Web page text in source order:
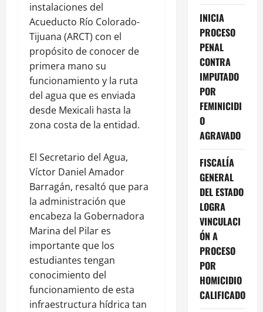
instalaciones del
Acueducto Río Colorado-
Tijuana (ARCT) con el
propósito de conocer de
primera mano su
funcionamiento y la ruta
del agua que es enviada
desde Mexicali hasta la
zona costa de la entidad.
El Secretario del Agua,
Víctor Daniel Amador
Barragán, resaltó que para
la administración que
encabeza la Gobernadora
Marina del Pilar es
importante que los
estudiantes tengan
conocimiento del
funcionamiento de esta
infraestructura hídrica tan
INICIA
PROCESO
PENAL
CONTRA
IMPUTADO
POR
FEMINICIDI
O
AGRAVADO
FISCALÍA
GENERAL
DEL ESTADO
LOGRA
VINCULACI
ÓN A
PROCESO
POR
HOMICIDIO
CALIFICADO